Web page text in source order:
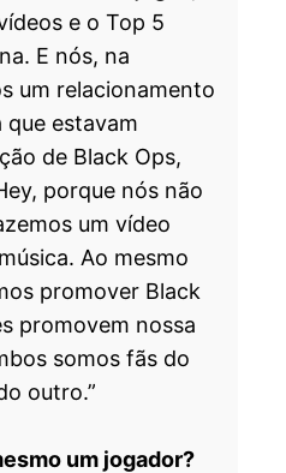
e o Top 5
E nós, na
um relacionamento
que estavam
de Black Ops,
porque nós não
um vídeo
Ao mesmo
promover Black
promovem nossa
somos fãs do
outro.”
um jogador?